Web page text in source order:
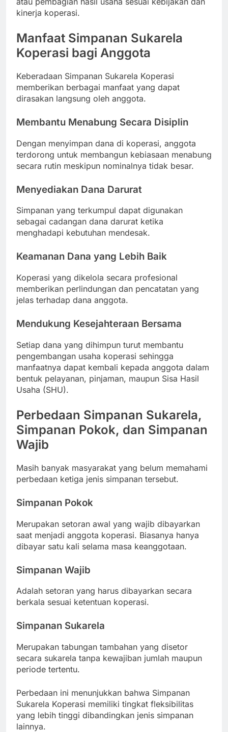
kinerja koperasi.
Manfaat Simpanan Sukarela
Koperasi bagi Anggota
Keberadaan Simpanan Sukarela Koperasi
memberikan berbagai manfaat yang dapat
dirasakan langsung oleh anggota.
Membantu Menabung Secara Disiplin
Dengan menyimpan dana di koperasi, anggota
terdorong untuk membangun kebiasaan menabung
secara rutin meskipun nominalnya tidak besar.
Menyediakan Dana Darurat
Simpanan yang terkumpul dapat digunakan
sebagai cadangan dana darurat ketika
menghadapi kebutuhan mendesak.
Keamanan Dana yang Lebih Baik
Koperasi yang dikelola secara profesional
memberikan perlindungan dan pencatatan yang
jelas terhadap dana anggota.
Mendukung Kesejahteraan Bersama
Setiap dana yang dihimpun turut membantu
pengembangan usaha koperasi sehingga
manfaatnya dapat kembali kepada anggota dalam
bentuk pelayanan, pinjaman, maupun Sisa Hasil
Usaha (SHU).
Perbedaan Simpanan Sukarela,
Simpanan Pokok, dan Simpanan
Wajib
Masih banyak masyarakat yang belum memahami
perbedaan ketiga jenis simpanan tersebut.
Simpanan Pokok
Merupakan setoran awal yang wajib dibayarkan
saat menjadi anggota koperasi. Biasanya hanya
dibayar satu kali selama masa keanggotaan.
Simpanan Wajib
Adalah setoran yang harus dibayarkan secara
berkala sesuai ketentuan koperasi.
Simpanan Sukarela
Merupakan tabungan tambahan yang disetor
secara sukarela tanpa kewajiban jumlah maupun
periode tertentu.
Perbedaan ini menunjukkan bahwa Simpanan
Sukarela Koperasi memiliki tingkat fleksibilitas
yang lebih tinggi dibandingkan jenis simpanan
lainnya.